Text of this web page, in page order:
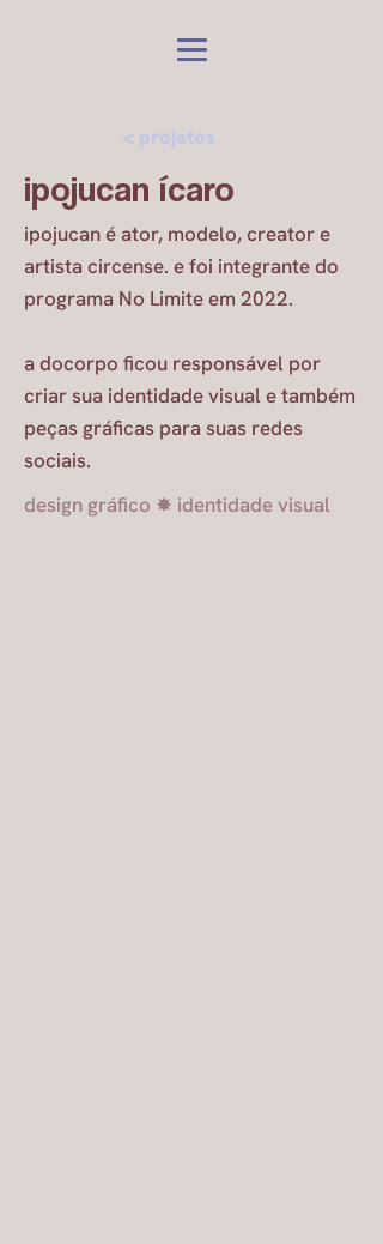
< projetos
ipojucan ícaro
ipojucan é ator, modelo, creator e
artista circense. e foi integrante do
programa No Limite em 2022.
a docorpo ficou responsável por
criar sua identidade visual e também
peças gráficas para suas redes
sociais.
design gráfico ✸ identidade visual